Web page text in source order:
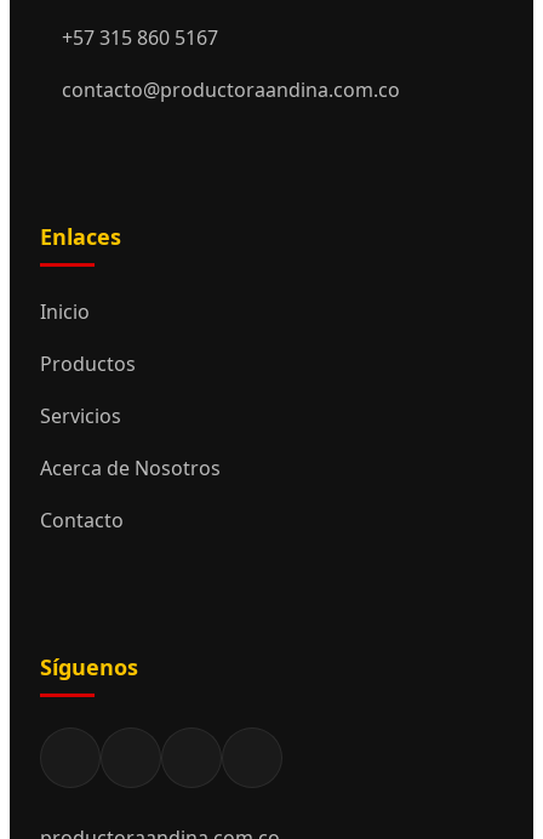
+57 315 860 5167
contacto@productoraandina.com.co
Enlaces
Inicio
Productos
Servicios
Acerca de Nosotros
Contacto
Síguenos